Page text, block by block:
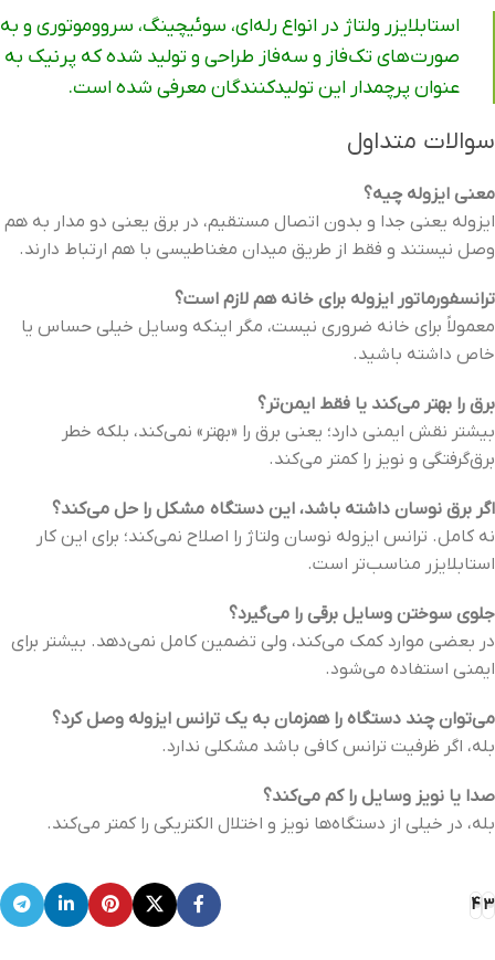
استابلایزر ولتاژ در انواع رله‌ای، سوئیچینگ، سرووموتوری و به
صورت‌های تک‌فاز و سه‌فاز طراحی و تولید شده که پرنیک به
عنوان پرچمدار این تولیدکنندگان معرفی شده است.
سوالات متداول
معنی ایزوله چیه؟
ایزوله یعنی جدا و بدون اتصال مستقیم، در برق یعنی دو مدار به هم
وصل نیستند و فقط از طریق میدان مغناطیسی با هم ارتباط دارند.
ترانسفورماتور ایزوله برای خانه هم لازم است؟
معمولاً برای خانه ضروری نیست، مگر اینکه وسایل خیلی حساس یا
خاص داشته باشید.
برق را بهتر می‌کند یا فقط ایمن‌تر؟
بیشتر نقش ایمنی دارد؛ یعنی برق را «بهتر» نمی‌کند، بلکه خطر
برق‌گرفتگی و نویز را کمتر می‌کند.
اگر برق نوسان داشته باشد، این دستگاه مشکل را حل می‌کند؟
نه کامل. ترانس ایزوله نوسان ولتاژ را اصلاح نمی‌کند؛ برای این کار
استابلایزر مناسب‌تر است.
جلوی سوختن وسایل برقی را می‌گیرد؟
در بعضی موارد کمک می‌کند، ولی تضمین کامل نمی‌دهد. بیشتر برای
ایمنی استفاده می‌شود.
می‌توان چند دستگاه را همزمان به یک ترانس ایزوله وصل کرد؟
بله، اگر ظرفیت ترانس کافی باشد مشکلی ندارد.
صدا یا نویز وسایل را کم می‌کند؟
بله، در خیلی از دستگاه‌ها نویز و اختلال الکتریکی را کمتر می‌کند.
3
4